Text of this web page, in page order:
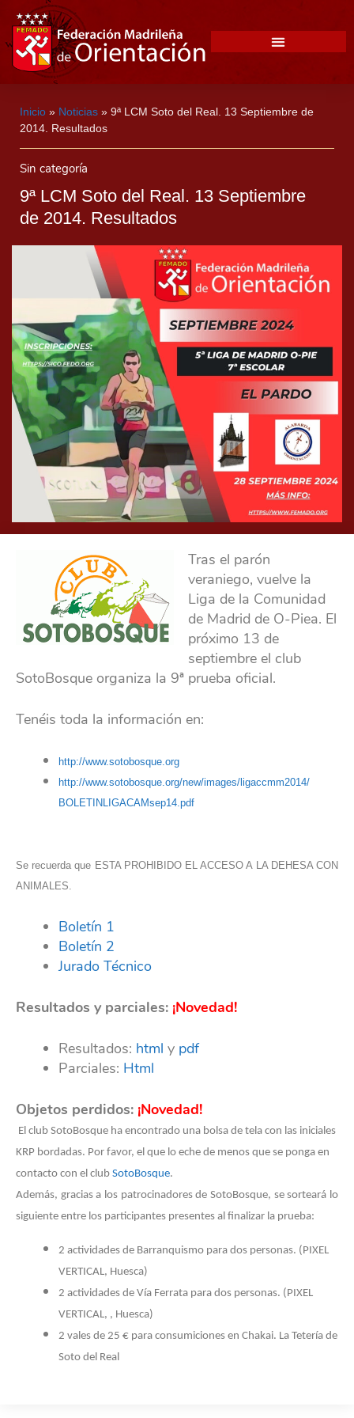
Inicio » Noticias » 9ª LCM Soto del Real. 13 Septiembre de
2014. Resultados
Sin categoría
9ª LCM Soto del Real. 13 Septiembre
de 2014. Resultados
Tras el parón
veraniego, vuelve la
Liga de la Comunidad
de Madrid de O-Piea. El
próximo 13 de
septiembre el club
SotoBosque organiza la 9ª prueba oficial.
Tenéis toda la información en:
http://www.sotobosque.org
http://www.sotobosque.org/new/images/ligaccmm2014/
BOLETINLIGACAMsep14.pdf
Se recuerda que ESTA PROHIBIDO EL ACCESO A LA DEHESA CON
ANIMALES.
Boletín 1
Boletín 2
Jurado Técnico
Resultados y parciales: ¡Novedad!
Resultados: html y pdf
Parciales: Html
Objetos perdidos: ¡Novedad!
El club SotoBosque ha encontrado una bolsa de tela con las iniciales
KRP bordadas. Por favor, el que lo eche de menos que se ponga en
contacto con el club SotoBosque.
Además, gracias a los patrocinadores de SotoBosque, se sorteará lo
siguiente entre los participantes presentes al finalizar la prueba:
2 actividades de Barranquismo para dos personas. (PIXEL
VERTICAL, Huesca)
2 actividades de Vía Ferrata para dos personas. (PIXEL
VERTICAL, , Huesca)
2 vales de 25 € para consumiciones en Chakai. La Tetería de
Soto del Real